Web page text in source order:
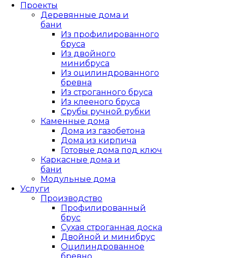
Проекты
Деревянные дома и
бани
Из профилированного
бруса
Из двойного
минибруса
Из оцилиндрованного
бревна
Из строганного бруса
Из клееного бруса
Срубы ручной рубки
Каменные дома
Дома из газобетона
Дома из кирпича
Готовые дома под ключ
Каркасные дома и
бани
Модульные дома
Услуги
Производство
Профилированный
брус
Сухая строганная доска
Двойной и минибрус
Оцилиндрованное